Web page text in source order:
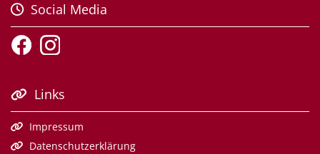
Social Media
 Links
 Impressum
 Datenschutzerklärung